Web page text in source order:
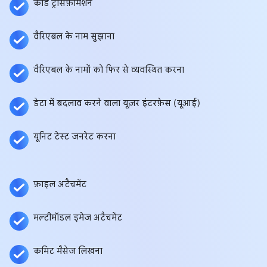
कोड ट्रांसफ़ॉर्मेशन
वैरिएबल के नाम सुझाना
वैरिएबल के नामों को फिर से व्यवस्थित करना
डेटा में बदलाव करने वाला यूज़र इंटरफ़ेस (यूआई)
यूनिट टेस्ट जनरेट करना
फ़ाइल अटैचमेंट
मल्टीमॉडल इमेज अटैचमेंट
कमिट मैसेज लिखना